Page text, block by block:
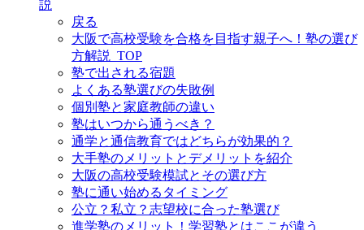
説
戻る
大阪で高校受験を合格を目指す親子へ！塾の選び
方解説_TOP
塾で出される宿題
よくある塾選びの失敗例
個別塾と家庭教師の違い
塾はいつから通うべき？
通学と通信教育ではどちらが効果的？
大手塾のメリットとデメリットを紹介
大阪の高校受験模試とその選び方
塾に通い始めるタイミング
公立？私立？志望校に合った塾選び
進学塾のメリット！学習塾とはここが違う